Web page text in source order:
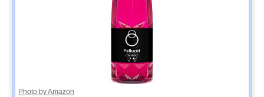
Photo by Amazon